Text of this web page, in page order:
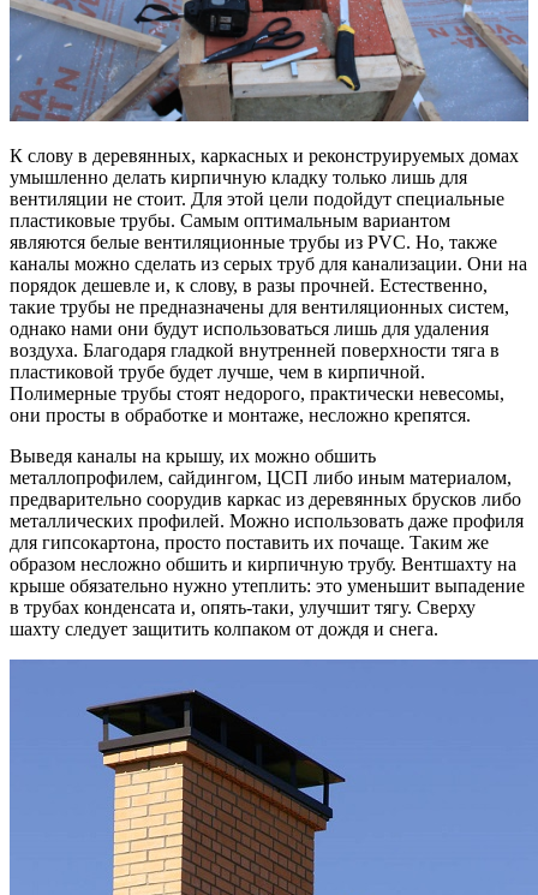
К слову в деревянных, каркасных и реконструируемых домах
умышленно делать кирпичную кладку только лишь для
вентиляции не стоит. Для этой цели подойдут специальные
пластиковые трубы. Самым оптимальным вариантом
являются белые вентиляционные трубы из PVC. Но, также
каналы можно сделать из серых труб для канализации. Они на
порядок дешевле и, к слову, в разы прочней. Естественно,
такие трубы не предназначены для вентиляционных систем,
однако нами они будут использоваться лишь для удаления
воздуха. Благодаря гладкой внутренней поверхности тяга в
пластиковой трубе будет лучше, чем в кирпичной.
Полимерные трубы стоят недорого, практически невесомы,
они просты в обработке и монтаже, несложно крепятся.
Выведя каналы на крышу, их можно обшить
металлопрофилем, сайдингом, ЦСП либо иным материалом,
предварительно соорудив каркас из деревянных брусков либо
металлических профилей. Можно использовать даже профиля
для гипсокартона, просто поставить их почаще. Таким же
образом несложно обшить и кирпичную трубу. Вентшахту на
крыше обязательно нужно утеплить: это уменьшит выпадение
в трубах конденсата и, опять-таки, улучшит тягу. Сверху
шахту следует защитить колпаком от дождя и снега.